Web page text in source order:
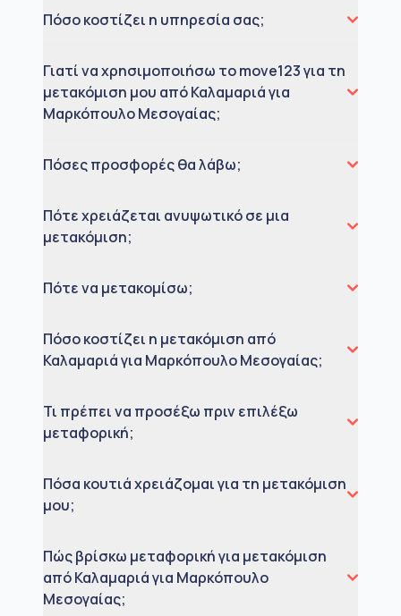
Πόσο κοστίζει η υπηρεσία σας;
Γιατί να χρησιμοποιήσω το move123 για τη
μετακόμιση μου από Καλαμαριά για
Μαρκόπουλο Μεσογαίας;
Πόσες προσφορές θα λάβω;
Πότε χρειάζεται ανυψωτικό σε μια
μετακόμιση;
Πότε να μετακομίσω;
Πόσο κοστίζει η μετακόμιση από
Καλαμαριά για Μαρκόπουλο Μεσογαίας;
Τι πρέπει να προσέξω πριν επιλέξω
μεταφορική;
Πόσα κουτιά χρειάζομαι για τη μετακόμιση
μου;
Πώς βρίσκω μεταφορική για μετακόμιση
από Καλαμαριά για Μαρκόπουλο
Μεσογαίας;